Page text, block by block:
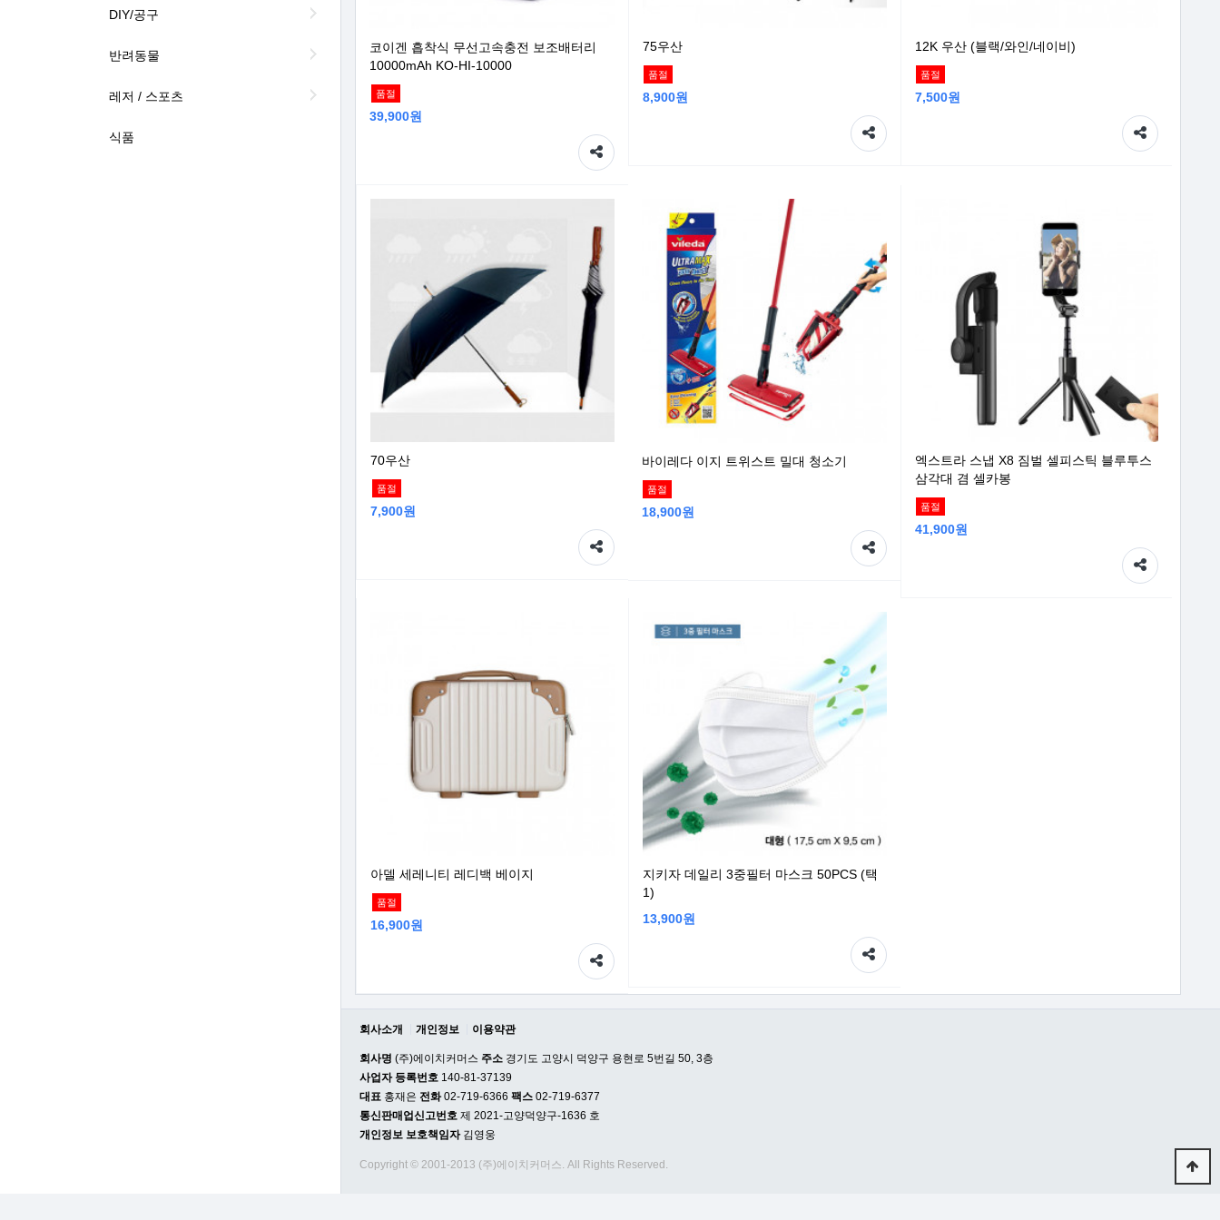
DIY/공구
반려동물
레저 / 스포츠
식품
코이겐 흡착식 무선고속충전 보조배터리
10000mAh KO-HI-10000
품절
39,900원
75우산
품절
8,900원
12K 우산 (블랙/와인/네이비)
품절
7,500원
70우산
품절
7,900원
바이레다 이지 트위스트 밀대 청소기
품절
18,900원
엑스트라 스냅 X8 짐벌 셀피스틱 블루투스
삼각대 겸 셀카봉
품절
41,900원
아델 세레니티 레디백 베이지
품절
16,900원
지키자 데일리 3중필터 마스크 50PCS (택
1)
13,900원
회사소개 개인정보 이용약관
회사명 (주)에이치커머스 주소 경기도 고양시 덕양구 용현로 5번길 50, 3층
사업자 등록번호 140-81-37139
대표 홍재은 전화02-719-6366 팩스 02-719-6377
통신판매업신고번호 제 2021-고양덕양구-1636 호
개인정보 보호책임자김영웅
Copyright © 2001-2013 (주)에이치커머스. All Rights Reserved.